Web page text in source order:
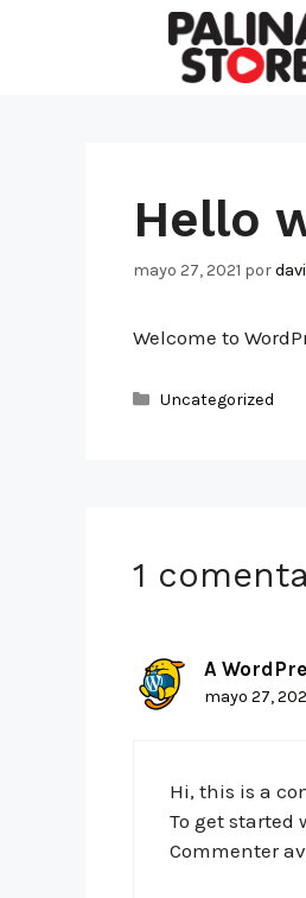
Hello
mayo 27, 2021 por
Welcome to
Uncategorized
1
A
mayo 27,
Hi, this is a
To get started
Commenter